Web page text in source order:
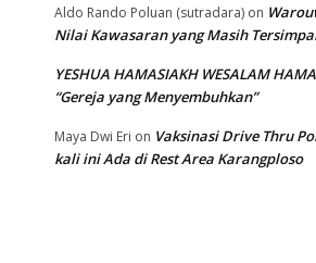
Aldo Rando Poluan (sutradara) on
Nilai Kawasaran yang Masih
YESHUA HAMASIAKH WESALAM
“Gereja yang Menyembuhkan”
Maya Dwi Eri on Vaksinasi Drive Thru
kali ini Ada di Rest Area Karangploso